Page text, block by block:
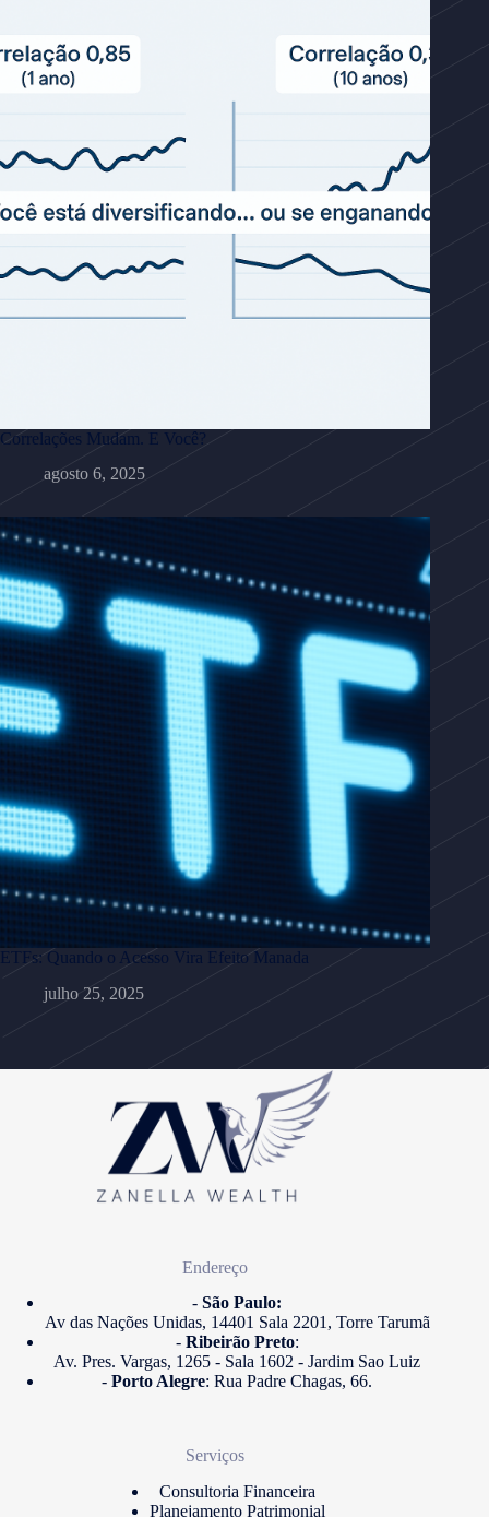
Correlações Mudam. E Você?
agosto 6, 2025
ETFs: Quando o Acesso Vira Efeito Manada
julho 25, 2025
Endereço
- São Paulo:
Av das Nações Unidas, 14401 Sala 2201, Torre Tarumã
-Ribeirão Preto:
Av. Pres. Vargas, 1265 - Sala 1602 - Jardim Sao Luiz
-Porto Alegre: Rua Padre Chagas, 66.
Serviços
Consultoria Financeira
Planejamento Patrimonial